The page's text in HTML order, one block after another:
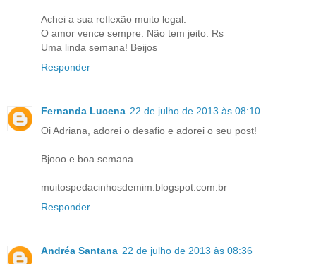
Achei a sua reflexão muito legal.
O amor vence sempre. Não tem jeito. Rs
Uma linda semana! Beijos
Responder
Fernanda Lucena 22 de julho de 2013 às 08:10
Oi Adriana, adorei o desafio e adorei o seu post!
Bjooo e boa semana
muitospedacinhosdemim.blogspot.com.br
Responder
Andréa Santana 22 de julho de 2013 às 08:36